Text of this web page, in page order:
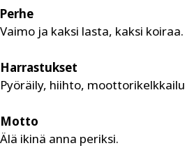
Perhe
Vaimo ja kaksi lasta, kaksi
Harrastukset
Pyöräily, hiihto,
Motto
Älä ikinä anna periksi.